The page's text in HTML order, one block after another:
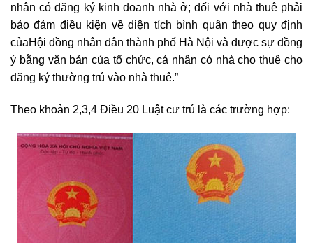
nhân có đăng ký kinh doanh nhà ở; đối với nhà thuê phải
bảo đảm điều kiện về diện tích bình quân theo quy định
củaHội đồng nhân dân thành phố Hà Nội và được sự đồng
ý bằng văn bản của tổ chức, cá nhân có nhà cho thuê cho
đăng ký thường trú vào nhà thuê.”
Theo khoản 2,3,4 Điều 20 Luật cư trú là các trường hợp: